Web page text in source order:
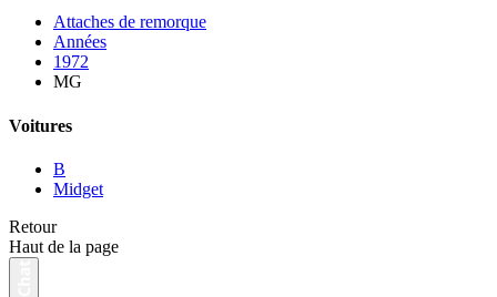
Attaches de remorque
Années
1972
MG
Voitures
B
Midget
Retour
Haut de la page